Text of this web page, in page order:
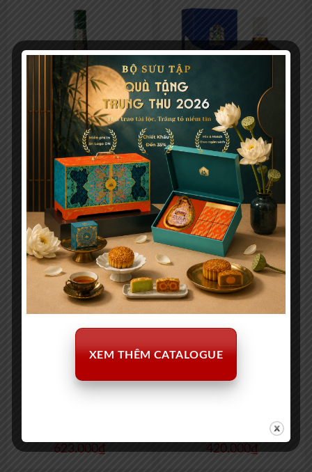
Jameson Caskmates IPA
Edition Green 700ml
623.000₫
Ballantine’s Finest 200ml
133.000₫
623.000₫ 420.000₫
XEM THÊM CATALOGUE